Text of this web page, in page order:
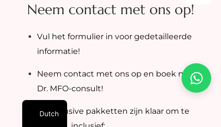
Neem contact met ons op!
Vul het formulier in voor gedetailleerde
informatie!
Neem contact met ons op en boek nu uw
Dr. MFO-consult!
All-inclusive pakketten zijn klaar om te
Dutch